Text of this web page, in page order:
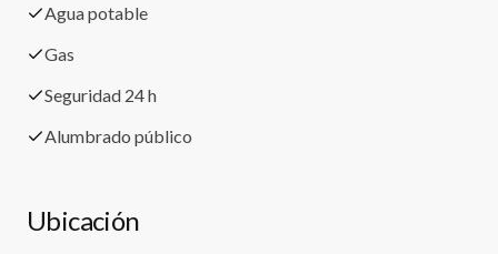
Agua potable
Gas
Seguridad 24 h
Alumbrado público
Ubicación